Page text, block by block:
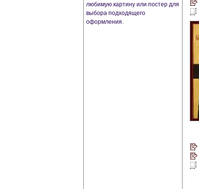
любимую картину или постер для
выбора подходящего
оформления.